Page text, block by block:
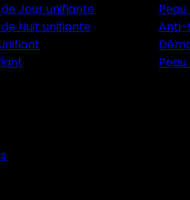
Jour unifiante
Nuit unifiante
Anti-